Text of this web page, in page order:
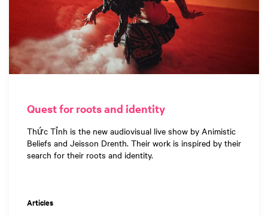
Quest for roots and identity
Thức Tỉnh is the new audiovisual live show by Animistic
Beliefs and Jeisson Drenth. Their work is inspired by their
search for their roots and identity.
Articles